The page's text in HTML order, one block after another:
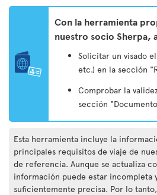
Con la herramienta
nuestro socio Sherpa,
Solicitar un visado
etc.) en la sección
Comprobar la
sección
Esta herramienta incluye la
principales requisitos de viaje de
de referencia. Aunque se actualiza
información puede estar incompleta
suficientemente precisa. Por lo